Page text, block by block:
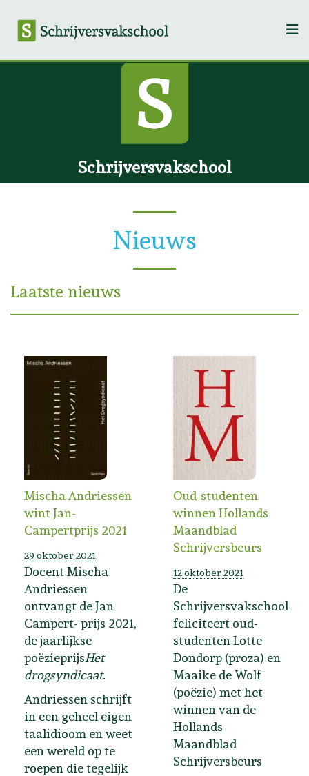
Schrijversvakschool
Nieuws
Laatste nieuws
Mischa Andriessen
wint Jan-
Campertprijs 2021
29 oktober 2021
Docent Mischa
Andriessen
ontvangt de Jan
Campert- prijs 2021,
de jaarlijkse
poëzieprijsHet
drogsyndicaat.
Andriessen schrijft
in een geheel eigen
taalidioom en weet
een wereld op te
roepen die tegelijk
Oud-studenten
winnen Hollands
Maandblad
Schrijversbeurs
12 oktober 2021
De
Schrijversvakschool
feliciteert oud-
studenten Lotte
Dondorp (proza) en
Maaike de Wolf
(poëzie) met het
winnen van de
Hollands
Maandblad
Schrijversbeurs